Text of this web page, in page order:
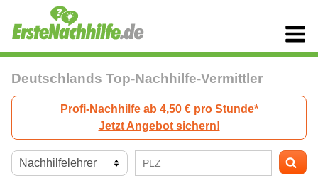
Deutschlands Top-Nachhilfe-Vermittler
Profi-Nachhilfe ab 4,50 € pro Stunde*
Jetzt Angebot sichern!